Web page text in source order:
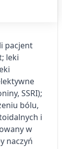
pacjent
leki
SSRI);
bólu,
i
w
naczyń